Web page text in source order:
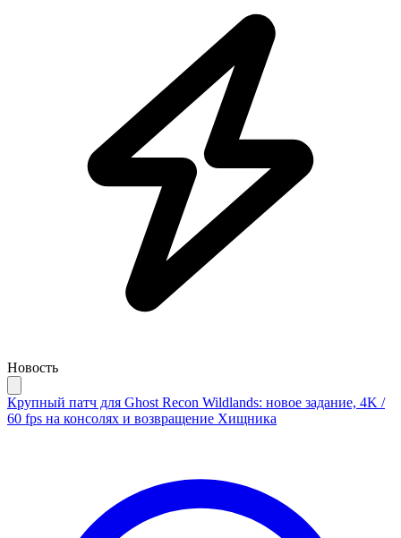
Новость
Крупный патч для Ghost Recon Wildlands: новое задание, 4K /
60 fps на консолях и возвращение Хищника